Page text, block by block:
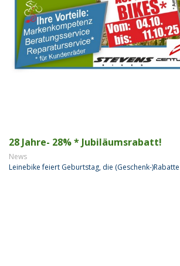
28 Jahre- 28% * Jubiläumsrabatt!
News
Leinebike feiert Geburtstag, die (Geschenk-